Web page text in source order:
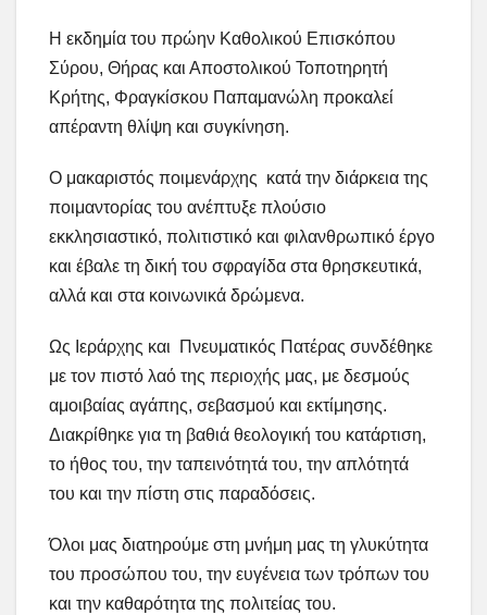
Η εκδημία του πρώην Καθολικoύ Επισκόπου
Σύρου, Θήρας και Αποστολικού Τοποτηρητή
Κρήτης, Φραγκίσκου Παπαμανώλη προκαλεί
απέραντη θλίψη και συγκίνηση.
Ο μακαριστός ποιμενάρχης κατά την διάρκεια της
ποιμαντορίας του ανέπτυξε πλούσιο
εκκλησιαστικό, πολιτιστικό και φιλανθρωπικό έργο
και έβαλε τη δική του σφραγίδα στα θρησκευτικά,
αλλά και στα κοινωνικά δρώμενα.
Ως Ιεράρχης και Πνευματικός Πατέρας συνδέθηκε
με τον πιστό λαό της περιοχής μας, με δεσμούς
αμοιβαίας αγάπης, σεβασμού και εκτίμησης.
Διακρίθηκε για τη βαθιά θεολογική του κατάρτιση,
το ήθος του, την ταπεινότητά του, την απλότητά
του και την πίστη στις παραδόσεις.
Όλοι μας διατηρούμε στη μνήμη μας τη γλυκύτητα
του προσώπου του, την ευγένεια των τρόπων του
και την καθαρότητα της πολιτείας του.